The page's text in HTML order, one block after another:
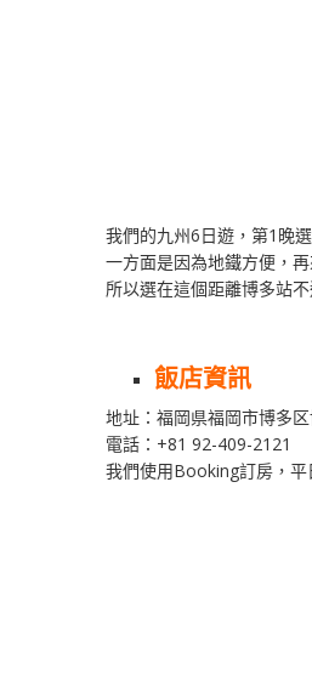
我們的九州6日遊，第1晚
一方面是因為地鐵方便，
所以選在這個距離博多站
飯店資訊
地址：福岡県福岡市博多
電話：+81 92-409-2121
我們使用Booking訂房，平